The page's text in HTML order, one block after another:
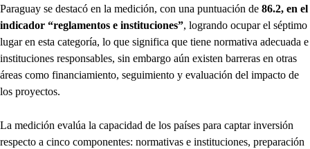
Paraguay se destacó en la medición, con una puntuación de 86.2, en el
indicador “reglamentos e instituciones”, logrando ocupar el séptimo
lugar en esta categoría, lo que significa que tiene normativa adecuada e
instituciones responsables, sin embargo aún existen barreras en otras
áreas como financiamiento, seguimiento y evaluación del impacto de
los proyectos.
La medición evalúa la capacidad de los países para captar inversión
respecto a cinco componentes: normativas e instituciones, preparación